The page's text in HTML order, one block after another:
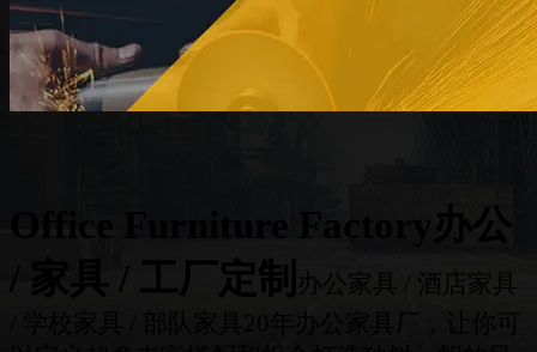
Office Furniture Factory
/ 家具 / 工厂定制
办公家具 / 酒店家具
/ 学校家具 / 部队家具
20年办公家具厂，让你可